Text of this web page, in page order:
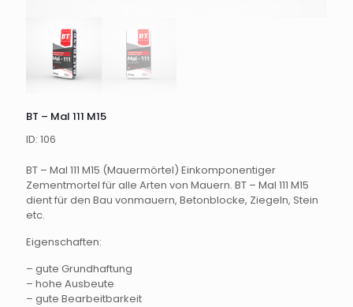
BT – Mal 111 M15
ID: 106
BT – Mal 111 M15 (Mauermörtel) Einkomponentiger
Zementmortel für alle Arten von Mauern. BT – Mal 111 M15
dient für den Bau vonmauern, Betonblocke, Ziegeln, Stein
etc.
Eigenschaften:
– gute Grundhaftung
– hohe Ausbeute
– gute Bearbeitbarkeit